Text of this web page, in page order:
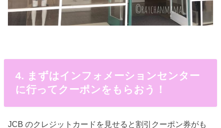
4. まずはインフォメーションセンター
に行ってクーポンをもらおう！
JCB のクレジットカードを見せると割引クーポン券がも